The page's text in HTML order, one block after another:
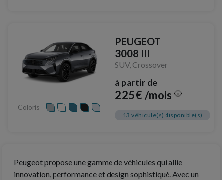
Coloris
PEUGEOT
3008 III
SUV, Crossover
à partir de
225€ /mois
13 véhicule(s) disponible(s)
Peugeot propose une gamme de véhicules qui allie
innovation, performance et design sophistiqué. Avec un